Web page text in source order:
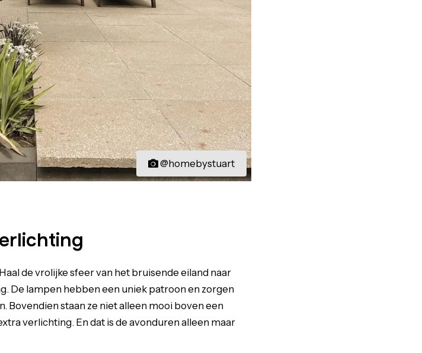
@homebystuart
de vrolijke sfeer van het bruisende eiland naar
De lampen hebben een uniek patroon en zorgen
Bovendien staan ze niet alleen mooi boven een
verlichting. En dat is de avonduren alleen maar